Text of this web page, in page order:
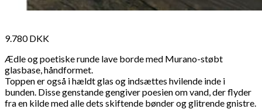
9.780DKK
Ædle og poetiske runde lave borde med Murano-støbt
glasbase, håndformet.
Toppen er også i hældt glas og indsættes hvilende inde i
bunden. Disse genstande gengiver poesien om vand, der flyder
fra en kilde med alle dets skiftende bønder og glitrende gnistre.